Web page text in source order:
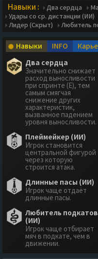
Навыки : Два сердца
Удары со ср. дистанции (ИИ)
Лидер (Скрыт)
Любитель
Навыки INFO
Два сердца
Значительно снижает
расход выносливости
при спринте (E), тем
самым смягчая
снижение других
характеристик,
вызванное падением
уровня выносливости.
Плеймейкер (ИИ)
Игрок становится
центральной фигурой
через которую
строится атака.
Длинные пасы (ИИ)
Игрок чаще отдаёт
длинные пасы.
Любитель подкатов
(ИИ)
Игрок чаще отбирает
мяч в подкате, чем в
движении.